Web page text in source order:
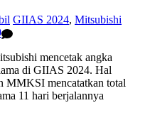
GIIAS 2024, Mitsubishi
mencetak angka
di GIIAS 2024. Hal
MMKSI mencatatkan total
11 hari berjalannya